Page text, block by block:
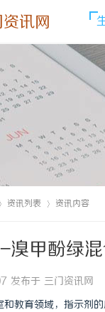
讯网
资讯列表 资讯内容
溴甲酚绿
布于 三门资讯网
和教育领域，指示剂